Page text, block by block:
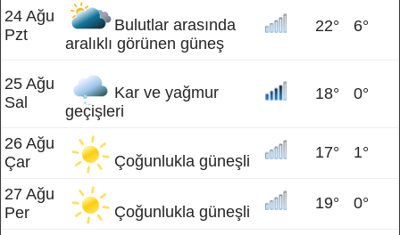
24 Ağu
Pzt
Bulutlar arasında
aralıklı görünen güneş
22° 6°
25 Ağu
Sal
Kar ve yağmur
geçişleri
18° 0°
26 Ağu
Çar
Çoğunlukla güneşli 17° 1°
27 Ağu
Per
Çoğunlukla güneşli 19° 0°